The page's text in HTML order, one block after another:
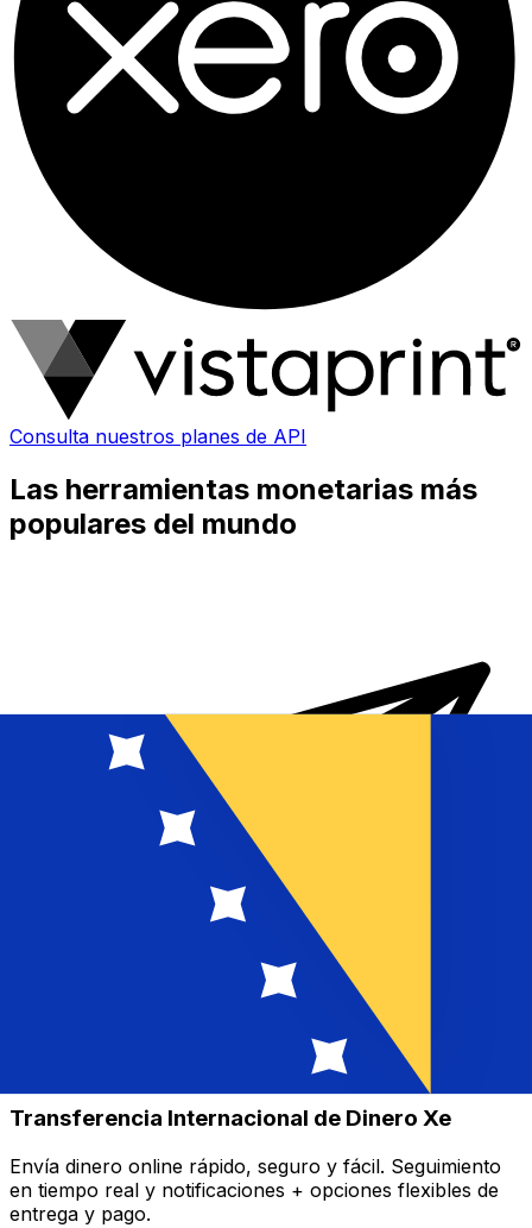
Consulta nuestros planes de API
Las herramientas monetarias más
populares del mundo
Transferencia Internacional de Dinero Xe
Envía dinero online rápido, seguro y fácil. Seguimiento
en tiempo real y notificaciones + opciones flexibles de
entrega y pago.